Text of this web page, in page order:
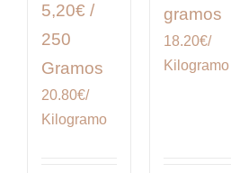
5,20€ /
250
Gramos
20.80€/
Kilogramo
gramos
18.20€/
Kilogramo